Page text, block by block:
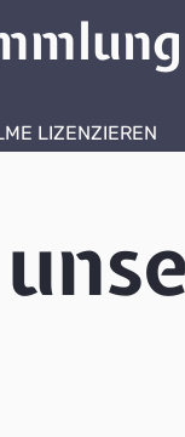
LIZENZIEREN